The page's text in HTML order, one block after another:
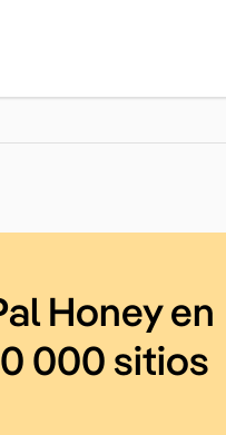
Honey en
000 sitios